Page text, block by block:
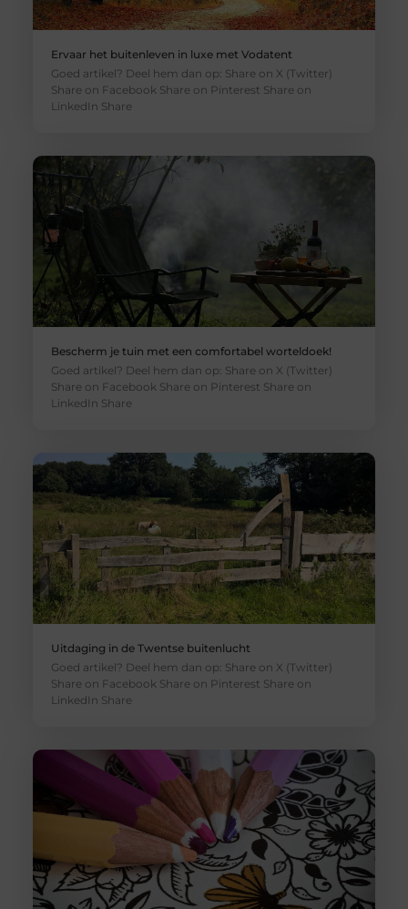
Ervaar het buitenleven in luxe met Vodatent
Goed artikel? Deel hem dan op: Share on X (Twitter)
Share on Facebook Share on Pinterest Share on
LinkedIn Share
Bescherm je tuin met een comfortabel worteldoek!
Goed artikel? Deel hem dan op: Share on X (Twitter)
Share on Facebook Share on Pinterest Share on
LinkedIn Share
Uitdaging in de Twentse buitenlucht
Goed artikel? Deel hem dan op: Share on X (Twitter)
Share on Facebook Share on Pinterest Share on
LinkedIn Share